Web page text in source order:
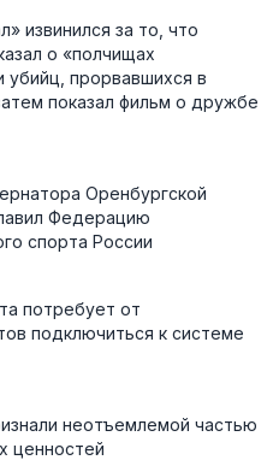
извинился за то, что
о «полчищах
убийц, прорвавшихся в
показал фильм о дружбе
Оренбургской
Федерацию
спорта России
потребует от
подключиться к системе
неотъемлемой частью
ценностей